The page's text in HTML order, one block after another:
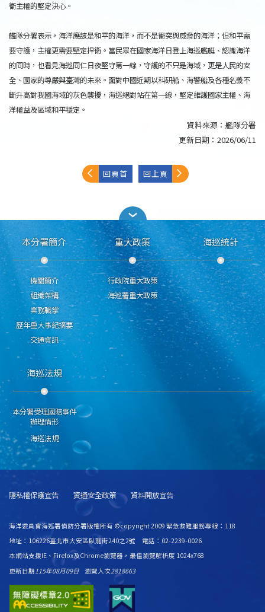
衛主權的堅定決心。
艦隊分署表示，海洋應該是和平的海洋，而不是衝突與威脅的海洋；但和平需
要守護，主權更需要堅定捍衛。當民眾在國家海洋日登上海巡艦艇、認識海洋
的同時，也看見海巡同仁日夜堅守第一線，守護的不只是海域，更是人民的安
全、國家的尊嚴與臺灣的未來。面對中國近期以科研船、海警船及各種名義不
斷升高對我國海域的灰色襲擾，海巡絕對站在第一線，堅定維護國家主權、海
洋權益及區域和平穩定。
資料來源： 艦隊分署
更新日期： 2026/06/11
回頁首 回上頁
本分署簡介
機關簡介
組織架構
業務職掌
歷年重大事紀摘要
交通資訊
重大政策
行政院重大政策
海巡署重大政策
海巡統計
海巡法規
本分署受理國賠事件
辦理情形
海巡法規
隱私權保護宣告 資通安全政策 資料開放宣告
海洋委員會海巡署偵防分署版權所有 ©copyright 2009 緊急救難服務專線：118
地址：106226臺北市大安區臥龍街240之2號 電話：02-2239-0026
本網站支援IE、Firefox及Chrome瀏覽器，最佳瀏覽解析度 1024x768
更新日期115年08月09日 瀏覽人次2818663